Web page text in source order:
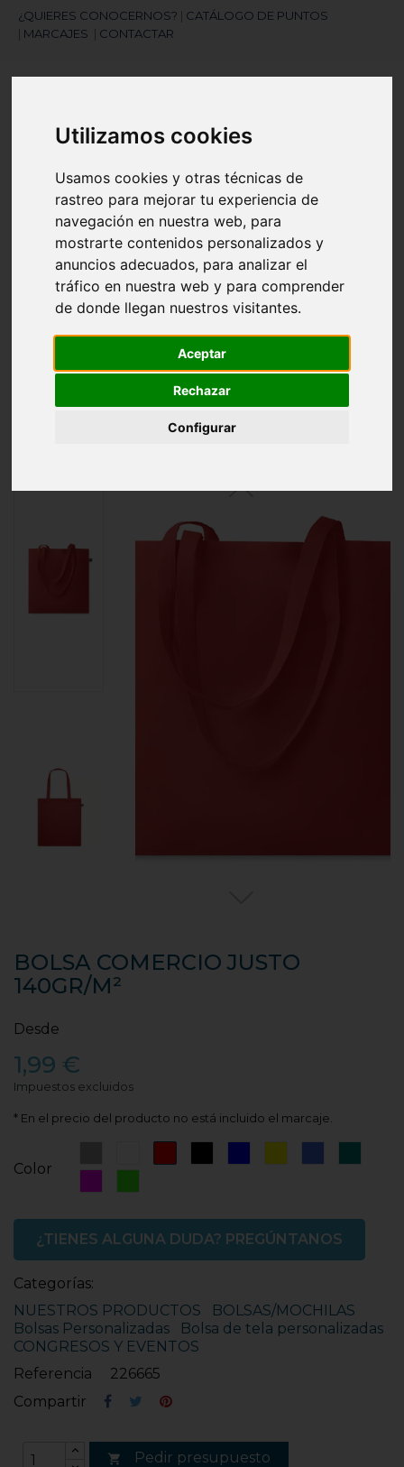
Utilizamos cookies
Usamos cookies y otras técnicas de
rastreo para mejorar tu experiencia de
navegación en nuestra web, para
mostrarte contenidos personalizados y
anuncios adecuados, para analizar el
tráfico en nuestra web y para comprender
de donde llegan nuestros visitantes.
Aceptar
Rechazar
Configurar
¿QUIERES CONOCERNOS? | CATÁLOGO DE PUNTOS
| MARCAJES | CONTACTAR
¿Necesitas ayuda?
945 121 003
Navegación
search
Inicio Bolsa comercio justo 140gr/m²
BOLSA COMERCIO JUSTO
140GR/M²
Desde
1,99 €
Impuestos excluidos
* En el precio del producto no está incluido el marcaje.
Color
Royal
FucsiaFluor
¿TIENES ALGUNA DUDA? PREGÚNTANOS
Categorías:
NUESTROS PRODUCTOS
BOLSAS/MOCHILAS
Bolsas Personalizadas
Bolsa de tela personalizadas
CONGRESOS Y EVENTOS
Referencia
226665
Compartir
 Pedir presupuesto